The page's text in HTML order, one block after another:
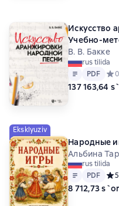
Искусство
Учебно-
издание,
В. В. Бакке
rus tilida
Matn
PDF
PDF 0
137 163,64
Eksklyuziv
Народные
Альбина
rus tilida
Matn
PDF
PDF 5
8 712,73